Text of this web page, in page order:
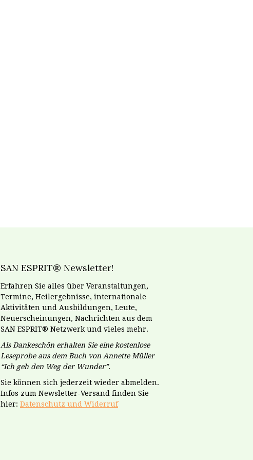
SAN ESPRIT® Newsletter!
Erfahren Sie alles über Veranstaltungen,
Termine, Heilergebnisse, internationale
Aktivitäten und Ausbildungen, Leute,
Neuerscheinungen, Nachrichten aus dem
SAN ESPRIT® Netzwerk und vieles mehr.
Als Dankeschön erhalten Sie eine kostenlose
Leseprobe aus dem Buch von Annette Müller
“Ich geh den Weg der Wunder”.
Sie können sich jederzeit wieder abmelden.
Infos zum Newsletter-Versand finden Sie
hier: Datenschutz und Widerruf